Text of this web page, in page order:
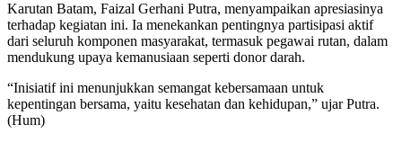
Karutan Batam, Faizal Gerhani Putra, menyampaikan apresiasinya
terhadap kegiatan ini. Ia menekankan pentingnya partisipasi aktif
dari seluruh komponen masyarakat, termasuk pegawai rutan, dalam
mendukung upaya kemanusiaan seperti donor darah.
“Inisiatif ini menunjukkan semangat kebersamaan untuk
kepentingan bersama, yaitu kesehatan dan kehidupan,” ujar Putra.
(Hum)